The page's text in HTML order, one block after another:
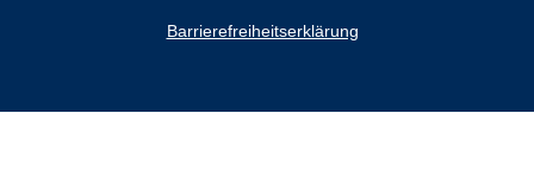
Barrierefreiheitserklärung